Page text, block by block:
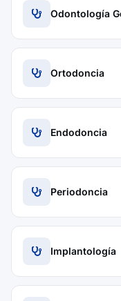
Odontología
Ortodoncia
Endodoncia
Periodoncia
Implantología